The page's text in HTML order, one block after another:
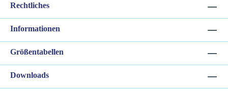
Rechtliches
Informationen
Größentabellen
Downloads